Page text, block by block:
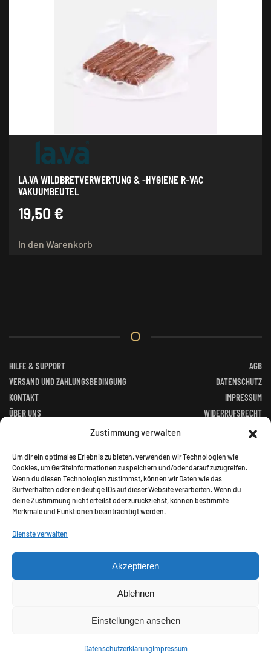
Zustimmung verwalten
Um dir ein optimales Erlebnis zu bieten, verwenden wir Technologien wie
Cookies, um Geräteinformationen zu speichern und/oder darauf zuzugreifen.
Wenn du diesen Technologien zustimmst, können wir Daten wie das
Surfverhalten oder eindeutige IDs auf dieser Website verarbeiten. Wenn du
deine Zustimmung nicht erteilst oder zurückziehst, können bestimmte
Merkmale und Funktionen beeinträchtigt werden.
Dienste verwalten
Akzeptieren
Ablehnen
Einstellungen ansehen
DatenschutzerklärungImpressum
LA.VA WILDBRETVERWERTUNG & -HYGIENE R-VAC
VAKUUMBEUTEL
19,50 €
In den Warenkorb
HILFE & SUPPORT
VERSAND UND ZAHLUNGSBEDINGUNG
KONTAKT
ÜBER UNS
AGB
DATENSCHUTZ
IMPRESSUM
WIDERRUFSRECHT
ALTGERÄTEVERORDNUNG
Versandkosten und ggf. Nachnahmegebühren, wenn nicht